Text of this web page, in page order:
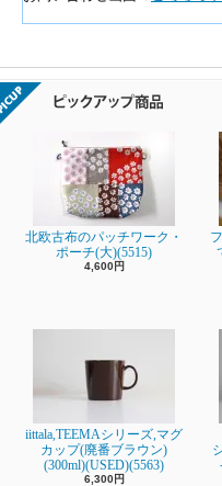
北欧古布のパッチワーク・
ポーチ(大)(5515)
4,600円
iittala,TEEMAシリーズ,マグ
カップ(廃番ブラウン)
(300ml)(USED)(5563)
6,300円